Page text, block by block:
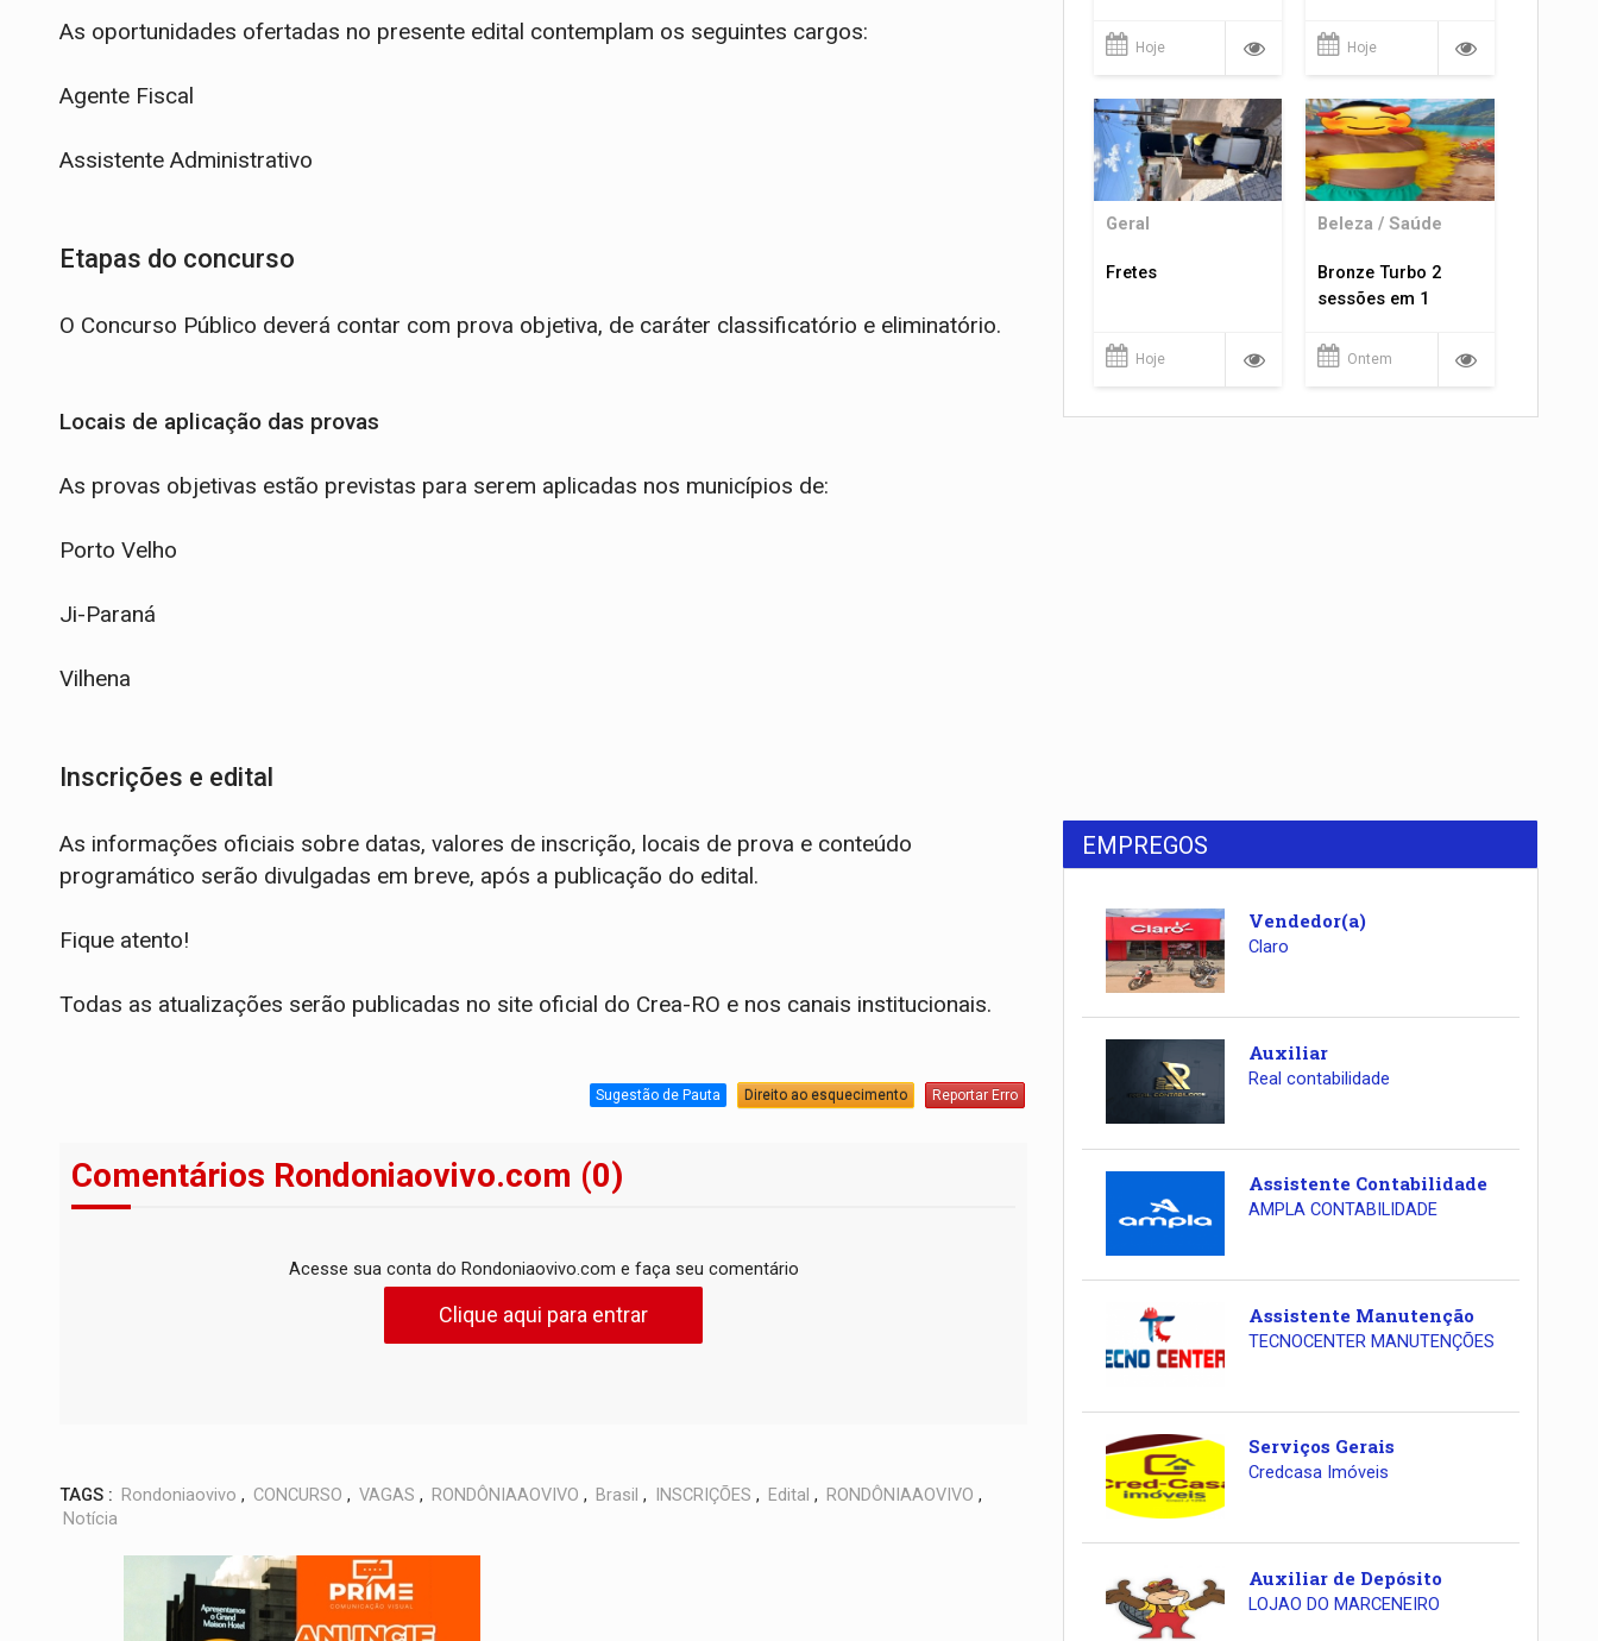
As oportunidades ofertadas no presente edital contemplam os seguintes cargos:
Agente Fiscal
Assistente Administrativo
Etapas do concurso
O Concurso Público deverá contar com prova objetiva, de caráter classificatório e eliminatório.
Locais de aplicação das provas
As provas objetivas estão previstas para serem aplicadas nos municípios de:
Porto Velho
Ji-Paraná
Vilhena
Inscrições e edital
As informações oficiais sobre datas, valores de inscrição, locais de prova e conteúdo
programático serão divulgadas em breve, após a publicação do edital.
Fique atento!
Todas as atualizações serão publicadas no site oficial do Crea-RO e nos canais institucionais.
Sugestão de Pauta Direito ao esquecimento Reportar Erro
Comentários Rondoniaovivo.com (0)
Acesse sua conta do Rondoniaovivo.com e faça seu comentário
Clique aqui para entrar
TAGS : Rondoniaovivo , CONCURSO , VAGAS , RONDÔNIAAOVIVO , Brasil , INSCRIÇÕES , Edital , RONDÔNIAAOVIVO ,
Notícia
Hoje Hoje
Geral
Fretes
Hoje
Beleza / Saúde
Bronze Turbo 2
sessões em 1
Ontem
EMPREGOS
Vendedor(a)
Claro
Auxiliar
Real contabilidade
Assistente Contabilidade
AMPLA CONTABILIDADE
Assistente Manutenção
TECNOCENTER MANUTENÇÕES
Serviços Gerais
Credcasa Imóveis
Auxiliar de Depósito
LOJAO DO MARCENEIRO